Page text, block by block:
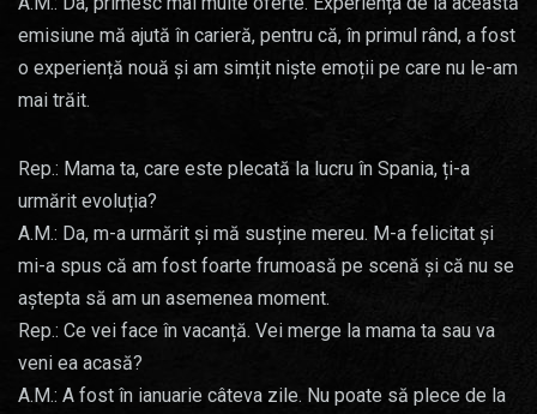
emisiune mă ajută în carieră, pentru că, în primul rând, a fost
o experiență nouă și am simțit niște emoții pe care nu le-am
mai trăit.
Rep.: Mama ta, care este plecată la lucru în Spania, ți-a
urmărit evoluția?
A.M.: Da, m-a urmărit și mă susține mereu. M-a felicitat și
mi-a spus că am fost foarte frumoasă pe scenă și că nu se
aștepta să am un asemenea moment.
Rep.: Ce vei face în vacanță. Vei merge la mama ta sau va
veni ea acasă?
A.M.: A fost în ianuarie câteva zile. Nu poate să plece de la